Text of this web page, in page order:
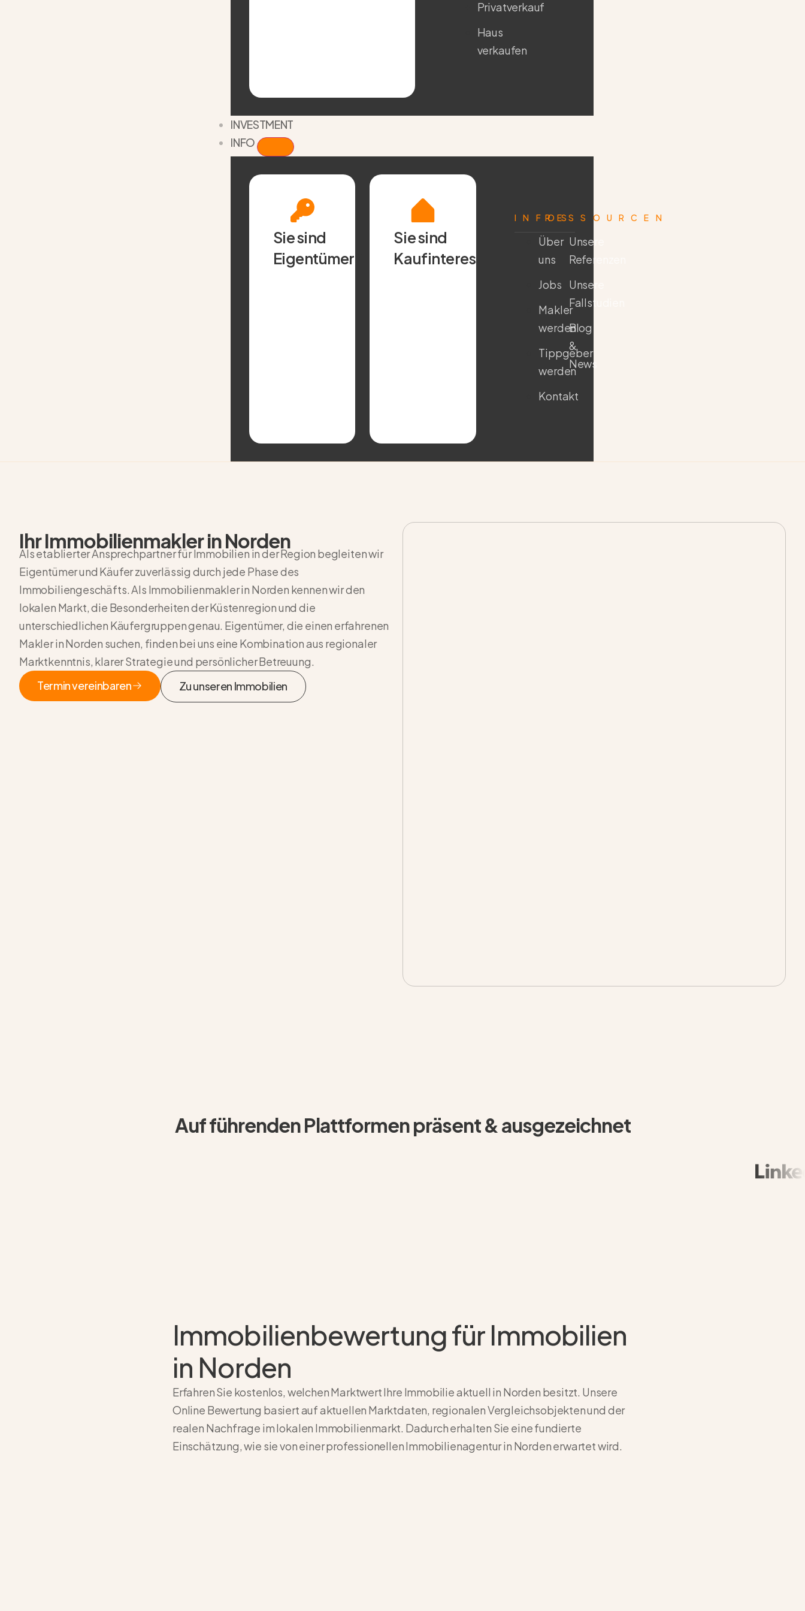
Privatverkauf
Haus
verkaufen
INVESTMENT
INFO
Sie sind
Eigentümer?
Sie sind
Kaufinteressent?
INFOS
Über
uns
Jobs
Makler
werden
Tippgeber
werden
Kontakt
RESSOURCEN
Unsere
Referenzen
Unsere
Fallstudien
Blog
&
News
Ihr Immobilienmakler in Norden
Als etablierter Ansprechpartner für Immobilien in der Region begleiten wir
Eigentümer und Käufer zuverlässig durch jede Phase des
Immobiliengeschäfts. Als Immobilienmakler in Norden kennen wir den
lokalen Markt, die Besonderheiten der Küstenregion und die
unterschiedlichen Käufergruppen genau. Eigentümer, die einen erfahrenen
Makler in Norden suchen, finden bei uns eine Kombination aus regionaler
Marktkenntnis, klarer Strategie und persönlicher Betreuung.
Termin vereinbaren
Zu unseren Immobilien
Auf führenden Plattformen präsent & ausgezeichnet
Immobilienbewertung für Immobilien
in Norden
Erfahren Sie kostenlos, welchen Marktwert Ihre Immobilie aktuell in Norden besitzt. Unsere
Online Bewertung basiert auf aktuellen Marktdaten, regionalen Vergleichsobjekten und der
realen Nachfrage im lokalen Immobilienmarkt. Dadurch erhalten Sie eine fundierte
Einschätzung, wie sie von einer professionellenImmobilienagentur in Nordenerwartet wird.